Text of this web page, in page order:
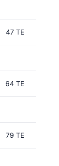
47 TE
64 TE
79 TE